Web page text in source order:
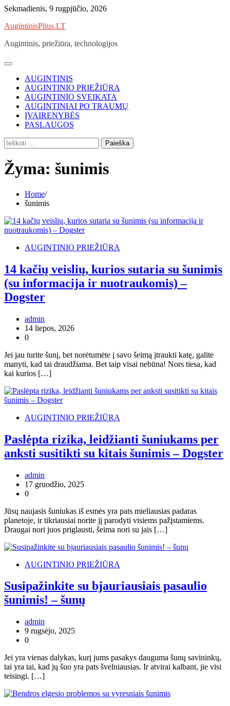
Skip
content
Sekmadienis, 9 rugpjūčio, 2026
AugintinisPlius.LT
Augintinis, priežiūra, technologijos
AUGINTINIS
AUGINTINIO PRIEŽIŪRA
AUGINTINIO SVEIKATA
AUGINTINIAI PO TRAUMŲ
ĮVAIRENYBĖS
PASLAUGOS
Ieškoti:
Žyma: šunimis
Home
šunimis
AUGINTINIO PRIEŽIŪRA
14 kačių veislių, kurios sutaria su šunimis
(su informacija ir nuotraukomis) –
Dogster
admin
14 liepos, 2026
0
Jei jau turite šunį, bet norėtumėte į savo šeimą įtraukti katę, galite
manyti, kad tai draudžiama. Bet taip visai nebūna! Nors tiesa, kad
kai kurios […]
AUGINTINIO PRIEŽIŪRA
Paslėpta rizika, leidžianti šuniukams per
anksti susitikti su kitais šunimis – Dogster
admin
17 gruodžio, 2025
0
Jūsų naujasis šuniukas iš esmės yra pats mieliausias padaras
planetoje, ir tikriausiai norite jį parodyti visiems pažįstamiems.
Draugai nori juos priglausti, šeima nori su jais […]
AUGINTINIO PRIEŽIŪRA
Susipažinkite su bjauriausiais pasaulio
šunimis! – šunų
admin
9 rugsėjo, 2025
0
Jei yra vienas dalykas, kurį jums pasakys dauguma šunų savininkų,
tai yra tai, kad jų šuo yra pats švelniausias. Ir atvirai kalbant, jie visi
teisingi. […]